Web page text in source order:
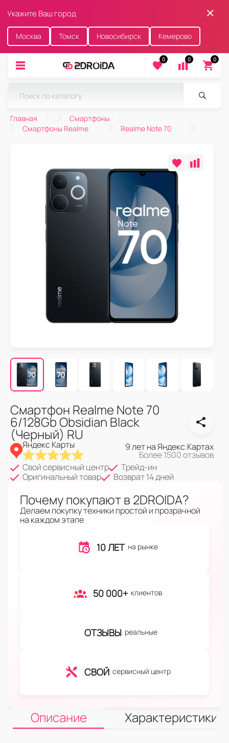
Укажите Ваш город
Москва Томск Новосибирск Кемерово
0 0 0
Главная
Смартфоны
Смартфоны Realme
Realme Note 70
Смартфон Realme Note 70
6/128Gb Obsidian Black
(Черный) RU
Яндекс Карты 9 лет на Яндекс.Картах
Более 1500 отзывов
Свой сервисный центр
Трейд-ин
Оригинальный товар
Возврат 14 дней
Почему покупают в 2DROIDA?
Делаем покупку техники простой и прозрачной
на каждом этапе
10 ЛЕТ на рынке
50 000+ клиентов
ОТЗЫВЫ реальные
СВОЙ сервисный центр
Описание Характеристики